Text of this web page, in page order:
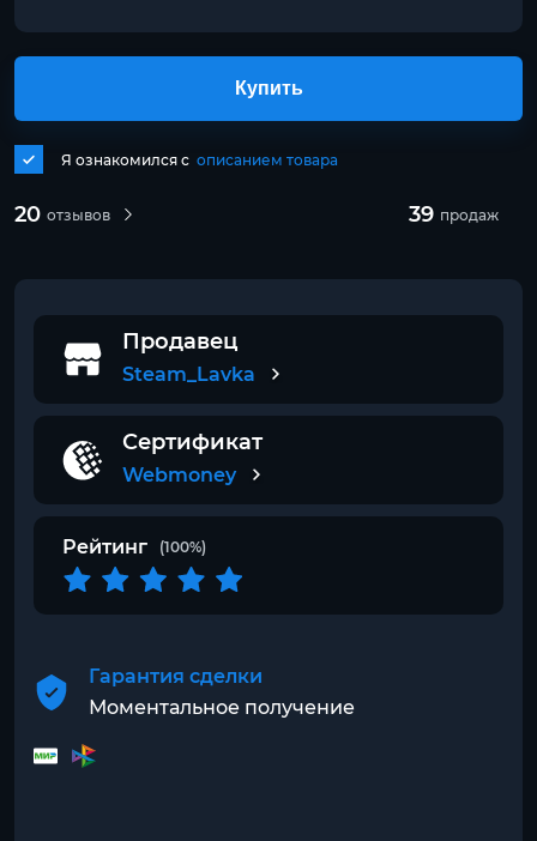
20 отзывов 39 продаж
Я ознакомился с описанием товара
Купить
Продавец
Steam_Lavka
Сертификат
Webmoney
Рейтинг (100%)
Гарантия сделки
Моментальное получение